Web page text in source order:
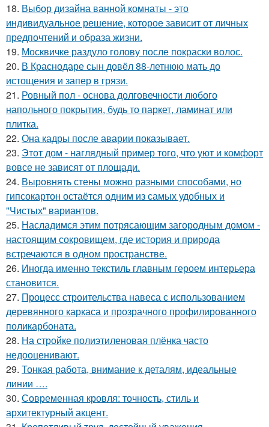
18. Выбор дизайна ванной комнаты - это
индивидуальное решение, которое зависит от личных
предпочтений и образа жизни.
19. Москвичке раздуло голову после покраски волос.
20. В Краснодаре сын довёл 88-летнюю мать до
истощения и запер в грязи.
21. Ровный пол - основа долговечности любого
напольного покрытия, будь то паркет, ламинат или
плитка.
22. Она кадры после аварии показывает.
23. Этот дом - наглядный пример того, что уют и комфорт
вовсе не зависят от площади.
24. Выровнять стены можно разными способами, но
гипсокартон остаётся одним из самых удобных и
"Чистых" вариантов.
25. Насладимся этим потрясающим загородным домом -
настоящим сокровищем, где история и природа
встречаются в одном пространстве.
26. Иногда именно текстиль главным героем интерьера
становится.
27. Процесс строительства навеса с использованием
деревянного каркаса и прозрачного профилированного
поликарбоната.
28. На стройке полиэтиленовая плёнка часто
недооценивают.
29. Тонкая работа, внимание к деталям, идеальные
линии ….
30. Современная кровля: точность, стиль и
архитектурный акцент.